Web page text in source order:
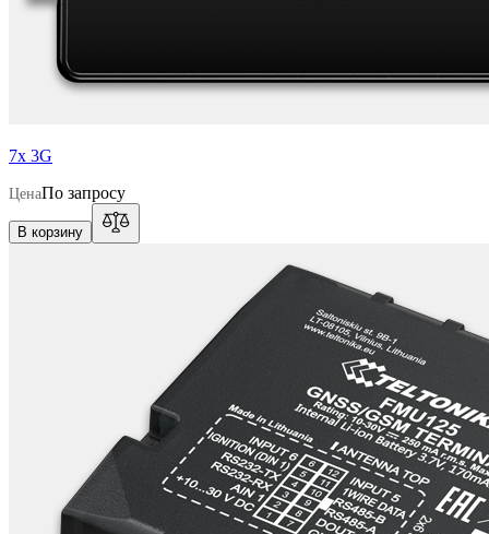
7x 3G
ЦенаПо запросу
В корзину